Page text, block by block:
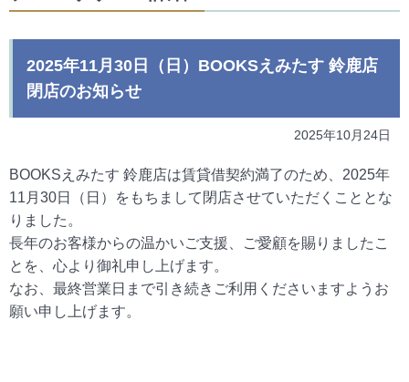
2025年11月30日（日）BOOKSえみたす 鈴鹿店
閉店のお知らせ
2025年10月24日
BOOKSえみたす 鈴鹿店は賃貸借契約満了のため、2025年
11月30日（日）をもちまして閉店させていただくこととな
りました。
長年のお客様からの温かいご支援、ご愛顧を賜りましたこ
とを、心より御礼申し上げます。
なお、最終営業日まで引き続きご利用くださいますようお
願い申し上げます。